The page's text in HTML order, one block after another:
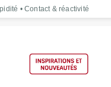
• Contact & réactivité